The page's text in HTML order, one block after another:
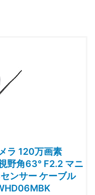
ラ 120万画素
野角63° F2.2 マニ
ンサー ケーブル